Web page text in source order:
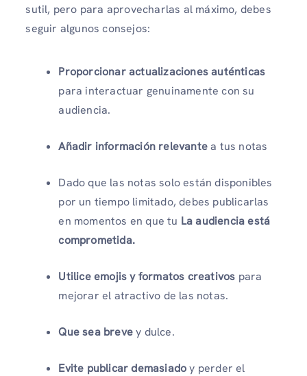
sutil, pero para aprovecharlas al máximo, debes
seguir algunos consejos:
Proporcionar actualizaciones auténticas
para interactuar genuinamente con su
audiencia.
Añadir información relevantea tus notas
Dado que las notas solo están disponibles
por un tiempo limitado, debes publicarlas
en momentos en que tu La audiencia está
comprometida.
Utilice emojis y formatos creativos para
mejorar el atractivo de las notas.
Que sea brevey dulce.
Evite publicar demasiadoy perder el